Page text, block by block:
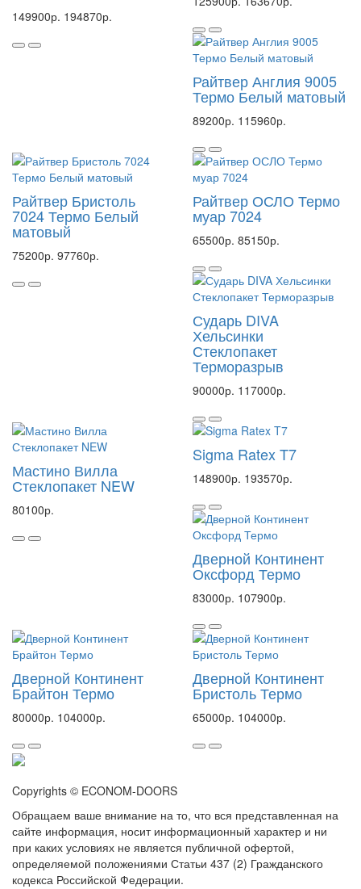
149900р. 194870р.
Райтвер Англия 9005
Термо Белый матовый
89200р. 115960р.
Райтвер Бристоль
7024 Термо Белый
матовый
75200р. 97760р.
Райтвер ОСЛО Термо
муар 7024
65500р. 85150р.
Сударь DIVA
Хельсинки
Стеклопакет
Терморазрыв
90000р. 117000р.
Мастино Вилла
Стеклопакет NEW
80100р.
Sigma Ratex T7
148900р. 193570р.
Дверной Континент
Оксфорд Термо
83000р. 107900р.
Дверной Континент
Брайтон Термо
80000р. 104000р.
Дверной Континент
Бристоль Термо
65000р. 104000р.
Copyrights © ECONOM-DOORS
Обращаем ваше внимание на то, что вся представленная на
сайте информация, носит информационный характер и ни
при каких условиях не является публичной офертой,
определяемой положениями Статьи 437 (2) Гражданского
кодекса Российской Федерации.